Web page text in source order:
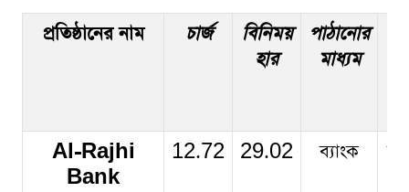
প্রতিষ্ঠানের নাম
চার্জ
বিনিময়
হার
পাঠানোর
মাধ্যম
Al-Rajhi
Bank
12.72 29.02 ব্যাংক